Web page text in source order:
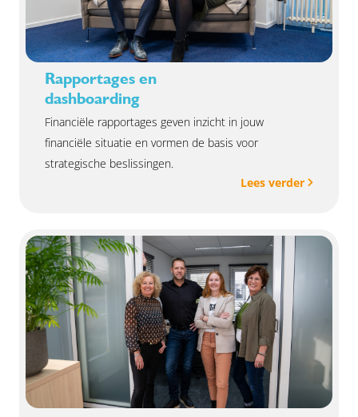
Rapportages en
dashboarding
Financiële rapportages geven inzicht in jouw
financiële situatie en vormen de basis voor
strategische beslissingen.
Lees verder